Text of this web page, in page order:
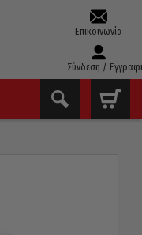
Επικοινωνία
Σύνδεση /